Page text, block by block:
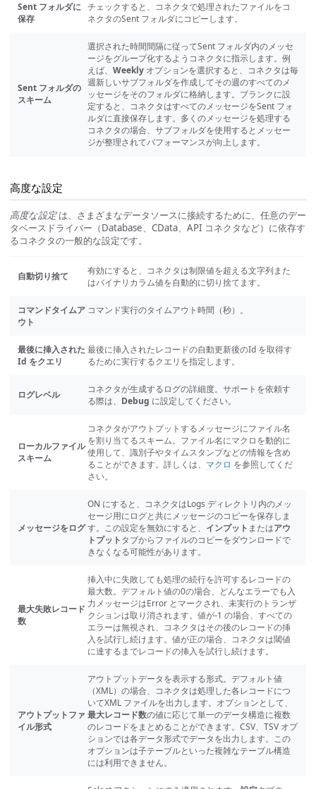
Sent フォルダに
保存
チェックすると、コネクタで処理されたファイルをコ
ネクタのSent フォルダにコピーします。
Sent フォルダの
スキーム
選択された時間間隔に従ってSent フォルダ内のメッセ
ージをグループ化するようコネクタに指示します。例
えば、 Weekly オプションを選択すると、コネクタは毎
週新しいサブフォルダを作成してその週のすべてのメ
ッセージをそのフォルダに格納します。ブランクに設
定すると、コネクタはすべてのメッセージをSent フォ
ルダに直接保存します。多くのメッセージを処理する
コネクタの場合、サブフォルダを使用するとメッセー
ジが整理されてパフォーマンスが向上します。
高度な設定
高度な設定は、さまざまなデータソースに接続するために、任意のデー
タベースドライバー（Database、CData、API コネクタなど）に依存す
るコネクタの一般的な設定です。
自動切り捨て
有効にすると、コネクタは制限値を超える文字列また
はバイナリカラム値を自動的に切り捨てます。
コマンドタイムア
ウト
コマンド実行のタイムアウト時間（秒）。
最後に挿入された
Id をクエリ
最後に挿入されたレコードの自動更新後のId を取得す
るために実行するクエリを指定します。
ログレベル
コネクタが生成するログの詳細度。サポートを依頼す
る際は、 Debug に設定してください。
ローカルファイル
スキーム
コネクタがアウトプットするメッセージにファイル名
を割り当てるスキーム。ファイル名にマクロを動的に
使用して、識別子やタイムスタンプなどの情報を含め
ることができます。詳しくは、 マクロ を参照してくだ
さい。
メッセージをログ
ON にすると、コネクタはLogs ディレクトリ内のメッ
セージ用にログと共にメッセージのコピーを保存しま
す。この設定を無効にすると、 インプット またはアウ
トプットタブからファイルのコピーをダウンロードで
きなくなる可能性があります。
最大失敗レコード
数
挿入中に失敗しても処理の続行を許可するレコードの
最大数。デフォルト値の0の場合、どんなエラーでも入
力メッセージはError とマークされ、未実行のトランザ
クションは取り消されます。値が-1 の場合、すべての
エラーは無視され、コネクタはその後のレコードの挿
入を試行し続けます。値が正の場合、コネクタは閾値
に達するまでレコードの挿入を試行し続けます。
アウトプットファ
イル形式
アウトプットデータを表示する形式。デフォルト値
（XML）の場合、コネクタは処理した各レコードにつ
いてXML ファイルを出力します。オプションとして、
最大レコード数の値に応じて単一のデータ構造に複数
のレコードをまとめることができます。CSV、TSV オプ
ションでは各データ形式でデータを出力します。この
オプションは子テーブルといった複雑なテーブル構造
には利用できません。